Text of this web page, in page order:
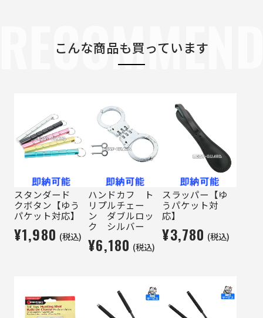
こんな商品も買っています
スタンダード
クボタン【ゆう
パケット対応】
¥1,980 (税込)
ハンドカフ ト
リプルチェー
ン ダブルロッ
ク シルバー
¥6,180 (税込)
スラッパー【ゆ
うパケット対
応】
¥3,780 (税込)